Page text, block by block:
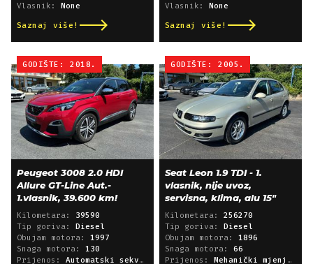
Vlasnik: None
Saznaj više!
Vlasnik: None
Saznaj više!
GODIŠTE: 2018.
Peugeot 3008 2.0 HDI
Allure GT-Line Aut.-
1.vlasnik, 39.600 km!
Kilometara: 39590
Tip goriva: Diesel
Obujam motora: 1997
Snaga motora: 130
Prijenos: Automatski sekvencijski
GODIŠTE: 2005.
Seat Leon 1.9 TDI - 1.
vlasnik, nije uvoz,
servisna, klima, alu 15"
Kilometara: 256270
Tip goriva: Diesel
Obujam motora: 1896
Snaga motora: 66
Prijenos: Mehanički mjenjač